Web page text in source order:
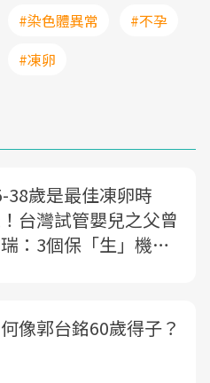
#染色體異常
#不孕
#凍卵
38歲是最佳凍卵時
台灣試管嬰兒之父曾
：3個保「生」機建
像郭台銘60歲得子？